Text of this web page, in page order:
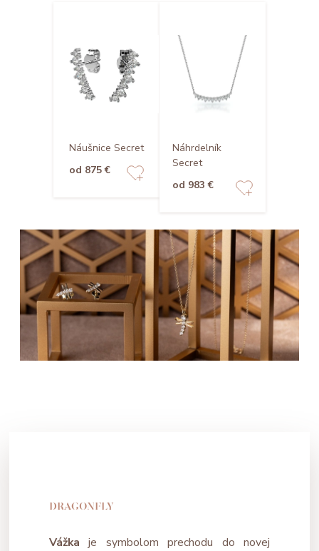
Náušnice Secret
od 875 €
Náhrdelník
Secret
od 983 €
DRAGONFLY
Vážka je symbolom prechodu do novej